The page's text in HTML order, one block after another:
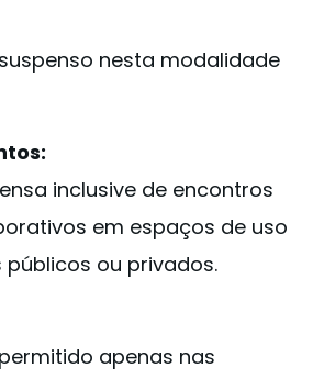
nesta modalidade
inclusive de encontros
em espaços de uso
ou privados.
apenas nas